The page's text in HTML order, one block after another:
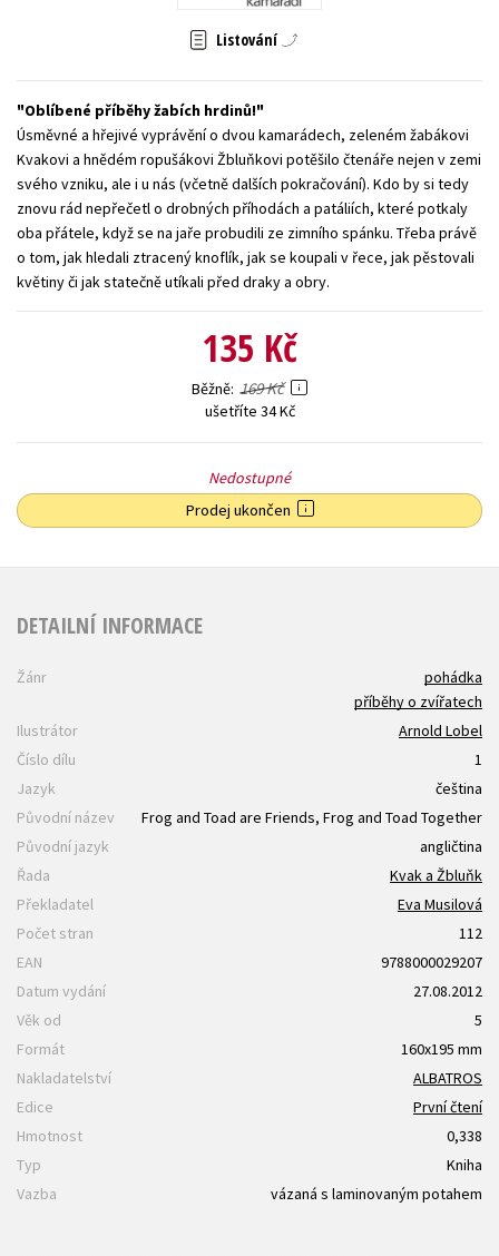
Zahraniční literatura
Všechny tituly
Listování
Oblíbené příběhy žabích hrdinů!
Úsměvné a hřejivé vyprávění o dvou kamarádech, zeleném žabákovi
Kvakovi a hnědém ropušákovi Žbluňkovi potěšilo čtenáře nejen v zemi
svého vzniku, ale i u nás (včetně dalších pokračování). Kdo by si tedy
znovu rád nepřečetl o drobných příhodách a patáliích, které potkaly
oba přátele, když se na jaře probudili ze zimního spánku. Třeba právě
o tom, jak hledali ztracený knoflík, jak se koupali v řece, jak pěstovali
květiny či jak statečně utíkali před draky a obry.
135 Kč
Běžně 169 Kč
ušetříte 34 Kč
Nedostupné
Prodej ukončen
DETAILNÍ INFORMACE
Žánr
pohádka
příběhy o zvířatech
Ilustrátor
Arnold Lobel
Číslo dílu
1
Jazyk
čeština
Původní název
Frog and Toad are Friends, Frog and Toad Together
Původní jazyk
angličtina
Řada
Kvak a Žbluňk
Překladatel
Eva Musilová
Počet stran
112
EAN
9788000029207
Datum vydání
27.08.2012
Věk od
5
Formát
160x195 mm
Nakladatelství
ALBATROS
Edice
První čtení
Hmotnost
0,338
Typ
Kniha
Vazba
vázaná s laminovaným potahem